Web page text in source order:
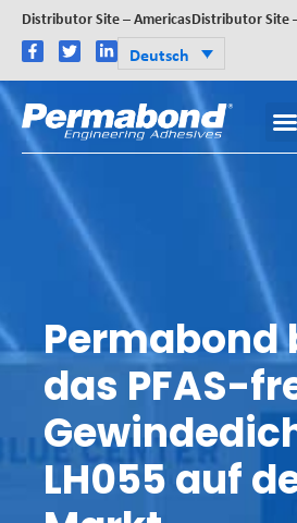
Distributor Site – AmericasDistributor Site
Deutsch
Permabond
das PFAS-
LH055 auf